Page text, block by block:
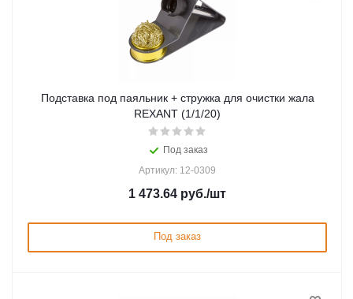
Подставка под паяльник + стружка для очистки жала
REXANT (1/1/20)
Под заказ
Артикул: 12-0309
1 473.64 руб./шт
Под заказ